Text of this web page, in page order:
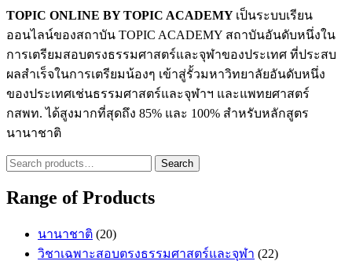
TOPIC ONLINE BY TOPIC ACADEMY เป็นระบบเรียน
ออนไลน์ของสถาบัน TOPIC ACADEMY สถาบันอันดับหนึ่งใน
การเตรียมสอบตรงธรรมศาสตร์และจุฬาของประเทศ ที่ประสบ
ผลสำเร็จในการเตรียมน้องๆ เข้าสู่รั้วมหาวิทยาลัยอันดับหนึ่ง
ของประเทศเช่นธรรมศาสตร์และจุฬาฯ และแพทยศาสตร์
กสพท. ได้สูงมากที่สุดถึง 85% และ 100% สำหรับหลักสูตร
นานาชาติ
Search
for:
Search
Range of Products
นานาชาติ (20)
วิชาเฉพาะสอบตรงธรรมศาสตร์และจุฬา (22)